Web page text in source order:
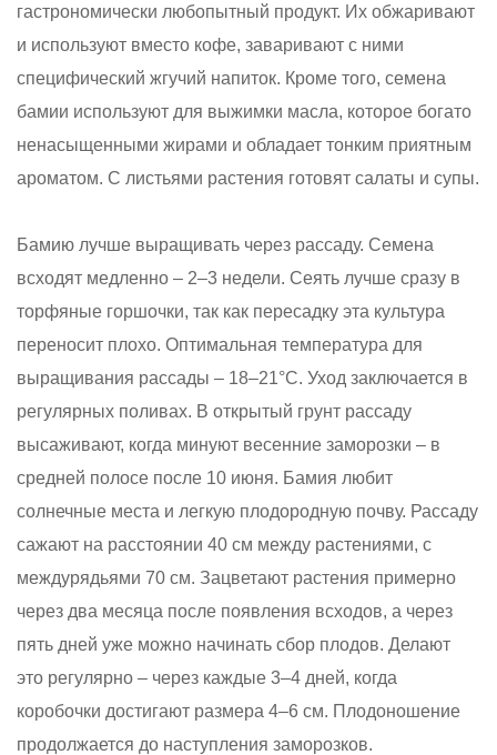
гастрономически любопытный продукт. Их обжаривают
и используют вместо кофе, заваривают с ними
специфический жгучий напиток. Кроме того, семена
бамии используют для выжимки масла, которое богато
ненасыщенными жирами и обладает тонким приятным
ароматом. С листьями растения готовят салаты и супы.
Бамию лучше выращивать через рассаду. Семена
всходят медленно – 2–3 недели. Сеять лучше сразу в
торфяные горшочки, так как пересадку эта культура
переносит плохо. Оптимальная температура для
выращивания рассады – 18–21°С. Уход заключается в
регулярных поливах. В открытый грунт рассаду
высаживают, когда минуют весенние заморозки – в
средней полосе после 10 июня. Бамия любит
солнечные места и легкую плодородную почву. Рассаду
сажают на расстоянии 40 см между растениями, с
междурядьями 70 см. Зацветают растения примерно
через два месяца после появления всходов, а через
пять дней уже можно начинать сбор плодов. Делают
это регулярно – через каждые 3–4 дней, когда
коробочки достигают размера 4–6 см. Плодоношение
продолжается до наступления заморозков.